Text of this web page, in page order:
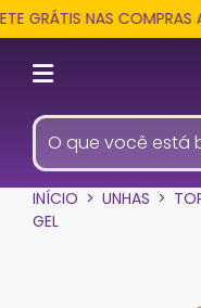
GRÁTIS NAS COMPRAS
INÍCIO > UNHAS >
GEL